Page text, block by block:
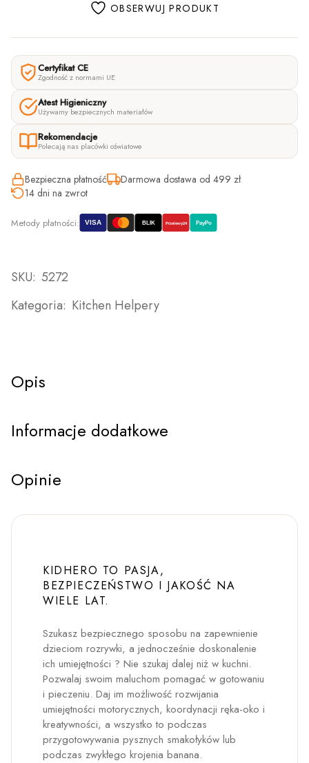
OBSERWUJ PRODUKT
Certyfikat CE
Zgodność z normami UE
Atest Higieniczny
Używamy bezpiecznych materiałów
Rekomendacje
Polecają nas placówki oświatowe
Bezpieczna płatność
Darmowa dostawa od 499 zł
14 dni na zwrot
Metody płatności: VISA BLIK Przelewy24 PayPo
SKU: 5272
Kategoria: Kitchen Helpery
Opis
Informacje dodatkowe
Opinie
KIDHERO TO PASJA,
BEZPIECZEŃSTWO I JAKOŚĆ NA
WIELE LAT.
Szukasz bezpiecznego sposobu na zapewnienie
dzieciom rozrywki, a jednocześnie doskonalenie
ich umiejętności ? Nie szukaj dalej niż w kuchni.
Pozwalaj swoim maluchom pomagać w gotowaniu
i pieczeniu. Daj im możliwość rozwijania
umiejętności motorycznych, koordynacji ręka-oko i
kreatywności, a wszystko to podczas
przygotowywania pysznych smakołyków lub
podczas zwykłego krojenia banana.